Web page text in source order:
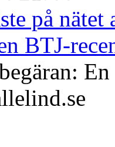
på nätet
BTJ-